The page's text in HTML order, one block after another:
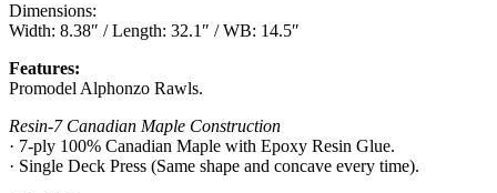
Dimensions:
Width: 8.38″ / Length: 32.1″ / WB: 14.5″
Features:
Promodel Alphonzo Rawls.
Resin-7 Canadian Maple Construction
· 7-ply 100% Canadian Maple with Epoxy Resin Glue.
· Single Deck Press (Same shape and concave every time).